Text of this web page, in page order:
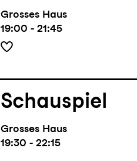
Grosses Haus
19:00 - 21:45
Schauspiel
Grosses Haus
19:30 - 22:15